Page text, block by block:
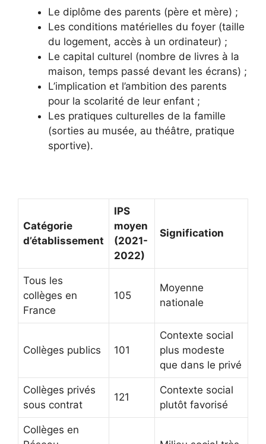
Le diplôme des parents (père et mère) ;
Les conditions matérielles du foyer (taille
du logement, accès à un ordinateur) ;
Le capital culturel (nombre de livres à la
maison, temps passé devant les écrans) ;
L’implication et l’ambition des parents
pour la scolarité de leur enfant ;
Les pratiques culturelles de la famille
(sorties au musée, au théâtre, pratique
sportive).
Catégorie
d’établissement
IPS
moyen
(2021-
2022)
Signification
Tous les
collèges en
France
105
Moyenne
nationale
Collèges publics 101
Contexte social
plus modeste
que dans le privé
Collèges privés
sous contrat
121
Contexte social
plutôt favorisé
Collèges en